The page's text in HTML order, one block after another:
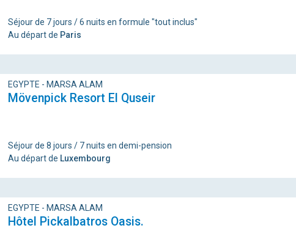
Séjour de 7 jours / 6 nuits en formule "tout inclus"
Au départ de Paris
EGYPTE - MARSA ALAM
Mövenpick Resort El Quseir
Séjour de 8 jours / 7 nuits en demi-pension
Au départ de Luxembourg
EGYPTE - MARSA ALAM
Hôtel Pickalbatros Oasis.